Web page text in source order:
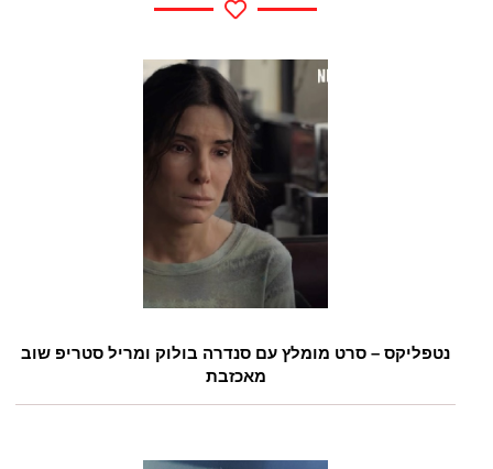
נטפליקס – סרט מומלץ עם סנדרה בולוק ומריל סטריפ שוב
מאכזבת